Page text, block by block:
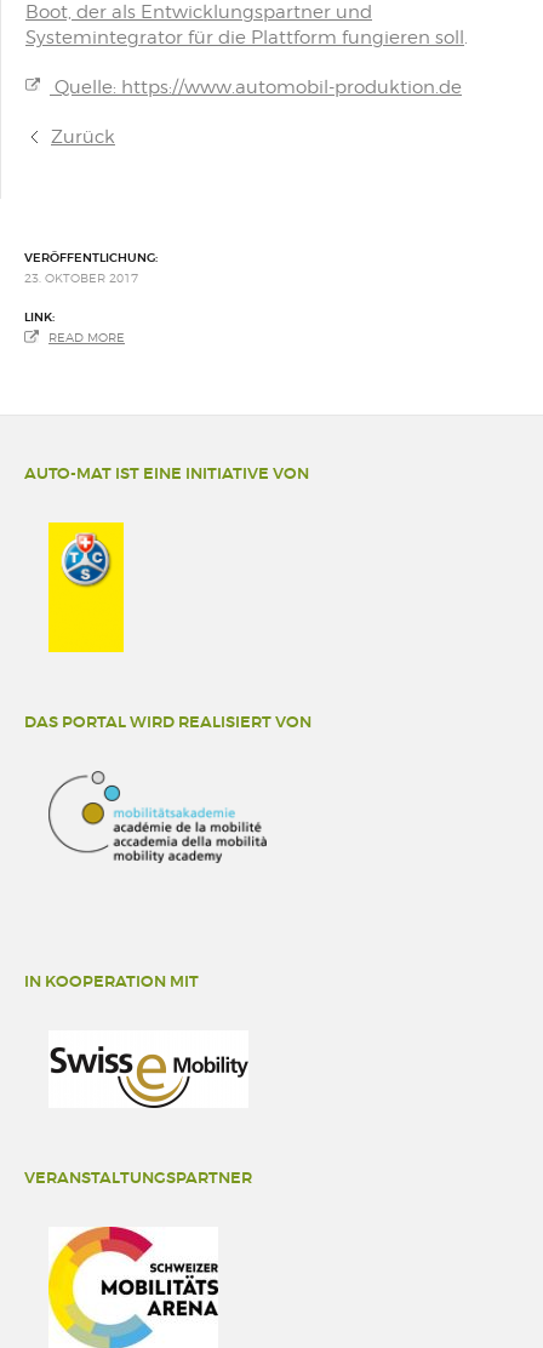
Boot, der als Entwicklungspartner und
Systemintegrator für die Plattform fungieren soll.
Quelle: https://www.automobil-produktion.de
Zurück
VERÖFFENTLICHUNG:
23. OKTOBER 2017
LINK:
READ MORE
AUTO-MAT IST EINE INITIATIVE VON
DAS PORTAL WIRD REALISIERT VON
IN KOOPERATION MIT
VERANSTALTUNGSPARTNER